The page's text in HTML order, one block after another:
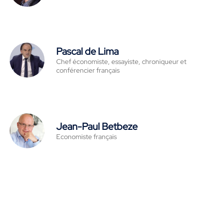
Pascal de Lima
Chef économiste, essayiste, chroniqueur et
conférencier français
Jean-Paul Betbeze
Economiste français